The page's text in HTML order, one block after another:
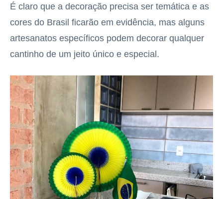
É claro que a decoração precisa ser temática e as
cores do Brasil ficarão em evidência, mas alguns
artesanatos específicos podem decorar qualquer
cantinho de um jeito único e especial.